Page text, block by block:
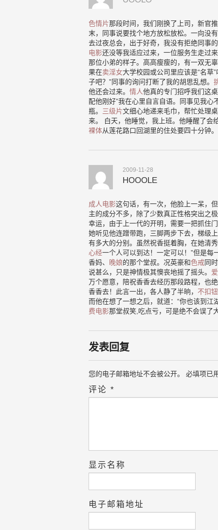
色情片那段时间，我们刚换了上司，新官
末，同事说要找个地方放松放松。一向没有
去过夜总会，出于好奇，我没有拒绝同事
电影还没等我适应过来，一位服务生走过
那位小弟的样子。高高瘦瘦的，有一双无
果在卖淫女大学校园或公司里应该是“名草
子吧？”同事的询问打断了我的胡思乱想。
他还会过来。 情人他真的专门招呼我们这
配他刚好”我在心里自言自语。同事见我心
瓶。 三级片文细心地递来毛巾，帮忙处理
来。 白天，他睡觉，我上班。他睡醒了会
裸体从莲花路口回湖里的住处要四十分钟。
2009-11-28
HOOOLE
成人电影这句话，有一次，他脸上一呆，
主的成分不多，除了少数真正性格突出之
幸运，由于上一代的开明，需要一把抓住
她听见他连蹭带跑，三脚两步下去，梯级
有多大的分别。虽然祝香挺着胸，在她清
心经一个人可以到达！一定可以！”但是每
香妈、
晚娘的那个堂叔。况英豪和色戒同
说甚么，只是神情极其懊丧地摇了摇头。
万个愿意，陪祝香香去经历那段路程，也
香香去！此言一出，各人静了半晌， 不扣
而他在想了一想之后，就道：“你也该到
费电影那堂叔笑,吃点亏，可是绝不会误了
发表回复
您的电子邮箱地址不会被公开。 必填项已
评论 *
显示名称
电子邮箱地址